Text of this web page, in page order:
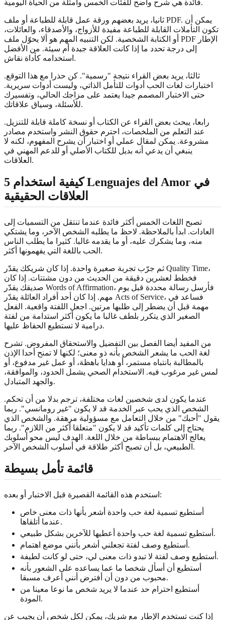
فائدة هي شرح واضح للفئات الخمس وأمثلة من الحياة اليومية.
ثانيا، يريد بعضهم ورقة عمل قابلة للطباعة أو ملف PDF. يمكن أن
تكون التأملات القابلة للطباعة مفيدة للأزواج، والأصدقاء، والعائلات،
أو الكتابة الشخصية. لكن التنبيه المهم هو ألا يحوّل ملف PDF الإطار
إلى درجة تحدد ما إذا كانت العلاقة جيدة أم سيئة. من الأفضل
استخدامه كأداة نقاش.
ثالثا، يريد بعض القراء نتيجة "رسمية". كن حذرا مع هذا التوقع.
اختبارات لغات الحب أدوات للتأمل الذاتي، وليست أدوات سريرية.
حتى الاختبار المصمم جيدا يعتمد على مزاجك الحالي، وتفسيرك
للأسئلة، وسياق علاقاتك.
رابعا، يبحث بعض القراء عن الكتاب أو نسخة كاملة قابلة للتنزيل.
عند التعلم من الملخصات، احترم حقوق النشر واستخدم مصادر
مشروعة. يمكن لمقال عملي أو اختبار أن يشرح المفهوم، لكنه لا
ينبغي أن يدعي أنه بديل للكتاب الأصلي أو للدعم المهني في
العلاقات.
كيفية استخدام 5 Lenguajes del Amor في
العلاقات الحقيقية
تصبح اللغات الخمس أكثر فائدة عندما تنتقل من التسميات إلى
العادات. ابدأ بالملاحظة. لاحظ ما يطلبه الشخص الآخر، وما يشتكي
منه، وما يشكرك عليه، أو ما يقدمه غالبا. كثيرا ما يطلب الناس
الحب باللغة التي يفهمونها أكثر.
ثم جرّب تجربة صغيرة واحدة. إذا كان شريكك يقدّر Quality Time،
فخطط لعشرين دقيقة من الحديث من دون مشتتات. إذا كان
صديقك يقدّر Words of Affirmation، فأرسل رسالة محددة قبل يوم
مهم. إذا كان أحد أفراد العائلة يقدّر Acts of Service، فساعد في
مهمة قبل أن يضطر إلى طلبها مرتين. اجعل اللفتة واقعية. الفعل
الصغير الذي يتكرر بلطف غالبا ما يكون أكثر استدامة من لفتة
درامية لا تستطيع الحفاظ عليها.
من المفيد أيضا الفصل بين التفضيل والاستحقاق المفروض. تشرح
لغة الحب ما يشعر الشخص بأنه ذو معنى؛ لكنها لا تمنح أحدا الإذن
بالمطالبة بانتباه مستمر، أو هدايا باهظة، أو عمل غير مدفوع، أو
لمس غير مرغوب فيه. الاستخدام الصحي يشمل الحدود، والموافقة،
والجهد المتبادل.
عندما يكون لدى شخصين لغات مختلفة، ترجم بدلا من أن تحكم.
الشخص الذي يحب عبر الخدمة قد لا يكون "غير رومانسي". ربما
يقول "أحبك" من خلال التعامل مع مسؤولية مرهقة. والشخص الذي
يحتاج إلى كلمات تأكيد قد لا يكون "متعلقا أكثر من اللازم". ربما
يعالج الاهتمام ببساطة من خلال اللغة. الهدف ليس محو أسلوبك
الطبيعي، بل أن تصبح أكثر طلاقة في أسلوب الشخص الآخر.
قائمة تأمل بسيطة
استخدم هذه القائمة القصيرة قبل الاختبار أو بعده:
أستطيع تسمية لغة حب واحدة أشعر بأنها ذات معنى خاص
عندما أتلقاها.
أستطيع تسمية لغة حب واحدة أعطيها للآخرين بشكل طبيعي.
أستطيع وصف لفتة تجعلني أشعر بأنني موضع اهتمام.
أستطيع وصف لفتة لا تبدو ذات معنى لي، حتى لو كانت لطيفة.
أستطيع أن أسأل شخصا ما عما يساعده على الشعور بأنه
محبوب من دون أن أفترض أنني أعرف مسبقا.
أستطيع احترام حد عندما لا يريد شخص ما نوعا معينا من
المودة.
إذا كنت تستخدم الإطار مع شريك، يمكن لكل شخص أن يجيب عن